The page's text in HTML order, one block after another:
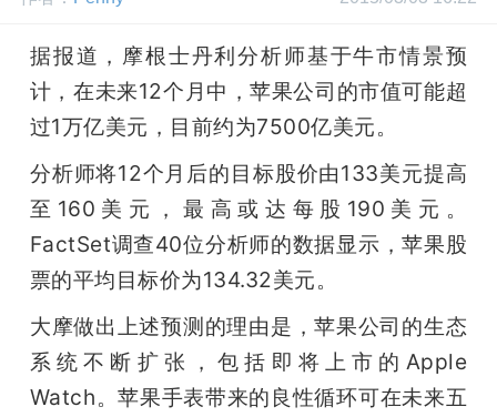
网
开
课
动
据报道，摩根士丹利分析师基于牛市情景预
计，在未来12个月中，苹果公司的市值可能超
过1万亿美元，目前约为7500亿美元。
分析师将12个月后的目标股价由133美元提高
至160美元，最高或达每股190美元。
FactSet调查40位分析师的数据显示，苹果股
票的平均目标价为134.32美元。
大摩做出上述预测的理由是，苹果公司的生态
系统不断扩张，包括即将上市的Apple
Watch。苹果手表带来的良性循环可在未来五